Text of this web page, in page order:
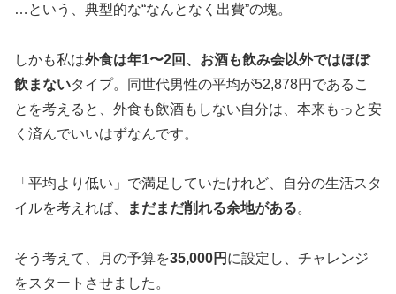
…という、典型的な“なんとなく出費”の塊。
しかも私は外食は年1〜2回、お酒も飲み会以外ではほぼ
飲まないタイプ。同世代男性の平均が52,878円であるこ
とを考えると、外食も飲酒もしない自分は、本来もっと安
く済んでいいはずなんです。
「平均より低い」で満足していたけれど、自分の生活スタ
イルを考えれば、
まだまだ削れる余地がある。
そう考えて、月の予算を35,000円 に設定し、チャレンジ
をスタートさせました。